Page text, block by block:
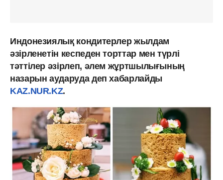
Индонезиялық кондитерлер жылдам
әзірленетін кеспеден торттар мен түрлі
тәттілер әзірлеп, әлем жұртшылығының
назарын аударуда деп хабарлайды
KAZ.NUR.KZ.